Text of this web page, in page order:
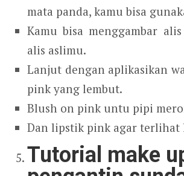
mata panda, kamu bisa
Kamu bisa menggambar
alis aslimu.
Lanjut dengan aplikasikan
pink yang lembut.
Blush on pink untu pipi
Dan lipstik pink agar terlihat
Tutorial make